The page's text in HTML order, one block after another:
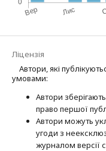
Ліцензія
Автори, які
умовами:
Автори
право першої
Автори можуть
угоди з
журналом версії